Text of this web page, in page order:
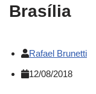
Brasília
Rafael Brunetti
12/08/2018